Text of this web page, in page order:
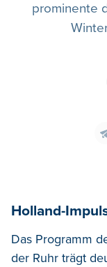
prominente
Holland-
Das Programm
der Ruhr trägt